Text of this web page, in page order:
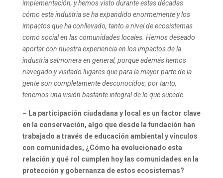
implementación, y hemos visto durante estas décadas
cómo esta industria se ha expandido enormemente y los
impactos que ha conllevado, tanto a nivel de ecosistemas
como social en las comunidades locales. Hemos deseado
aportar con nuestra experiencia en los impactos de la
industria salmonera en general, porque además hemos
navegado y visitado lugares que para la mayor parte de la
gente son completamente desconocidos, por tanto,
tenemos una visión bastante integral de lo que sucede.
– La participación ciudadana y local es un factor clave
en la conservación, algo que desde la fundación han
trabajado a través de educación ambiental y vínculos
con comunidades, ¿Cómo ha evolucionado esta
relación y qué rol cumplen hoy las comunidades en la
protección y gobernanza de estos ecosistemas?